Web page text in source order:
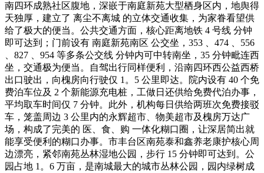
南四环成熟社区腹地，深嵌于南庭新苑大型栖身区内，地舆得
天独厚，建立了 离尘不离城 的立体交通收集，为家眷看望供
给了极大的便当。公共交通方面，核心距离地铁 4 号线 分钟
即可达到；门前设有 南庭新苑南区 公交坐，353 、474 、556
、827 、954 等多条公交线 分钟内可中转南坐，35 分钟毗连西
坐，交通极为便当。自驾出行同样便利，沿南四环西公益西桥
出口驶出，向槐房向行驶仅 1。5 公里即达。院内设有 40 个免
费泊车位及 2 个新能源充电桩，工做日还供给免费代泊办事，
平均取车时间仅 7 分钟。此外，机构每日供给两班次免费接驳
车，笼盖周边 3 公里内的永辉超市、物美超市及槐房万达广
场，构成了完美的 医、食、购 一体化糊口圈，让深居简出就
能享受便利的糊口办事。市丰台区南苑泰和鑫养老康护核心周
边漂亮，紧邻南苑丛林湿地公园，步行 15 分钟即可达到。公
园占地 1。6 万亩，是南城最大的城市丛林公园，园内绿树成